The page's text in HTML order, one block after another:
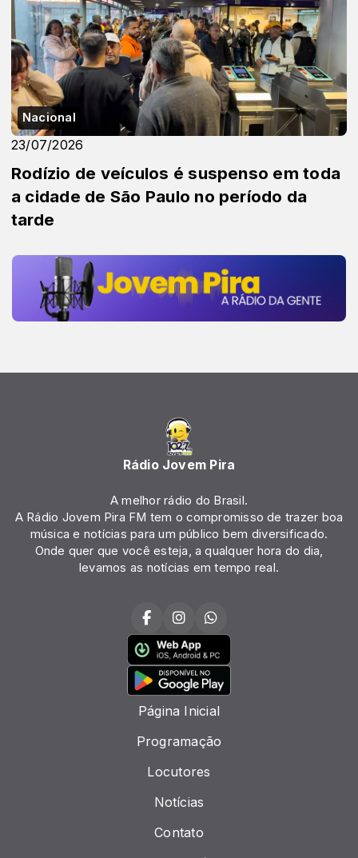
Nacional
23/07/2026
Rodízio de veículos é suspenso em toda
a cidade de São Paulo no período da
tarde
Rádio Jovem Pira
A melhor rádio do Brasil.
A Rádio Jovem Pira FM tem o compromisso de trazer boa
música e notícias para um público bem diversificado.
Onde quer que você esteja, a qualquer hora do dia,
levamos as notícias em tempo real.
Página Inicial
Programação
Locutores
Notícias
Contato